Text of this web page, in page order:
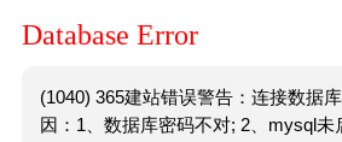
Database Error
(1040) 365建站错误警告：连接数据
因：1、数据库密码不对; 2、mysql未